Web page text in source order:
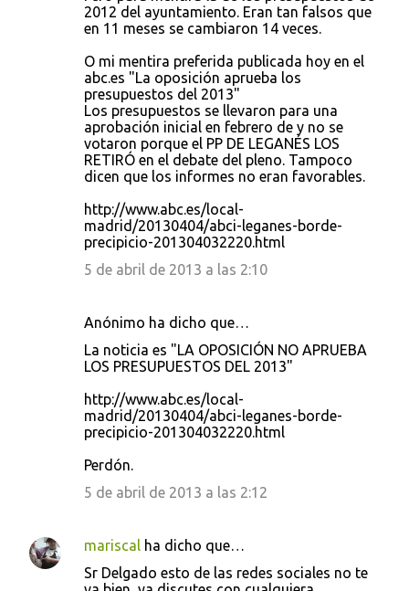
2012 del ayuntamiento. Eran tan falsos que
en 11 meses se cambiaron 14 veces.
O mi mentira preferida publicada hoy en el
abc.es "La oposición aprueba los
presupuestos del 2013"
Los presupuestos se llevaron para una
aprobación inicial en febrero de y no se
votaron porque el PP DE LEGANÉS LOS
RETIRÓ en el debate del pleno. Tampoco
dicen que los informes no eran favorables.
http://www.abc.es/local-
madrid/20130404/abci-leganes-borde-
precipicio-201304032220.html
5 de abril de 2013 a las 2:10
Anónimo ha dicho que…
La noticia es "LA OPOSICIÓN NO APRUEBA
LOS PRESUPUESTOS DEL 2013"
http://www.abc.es/local-
madrid/20130404/abci-leganes-borde-
precipicio-201304032220.html
Perdón.
5 de abril de 2013 a las 2:12
mariscal ha dicho que…
Sr Delgado esto de las redes sociales no te